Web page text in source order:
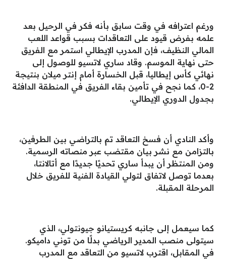
ورغم اعترافه في وقت سابق بأنه فكر في الرحيل بعد
علمه بفرض قيود على التعاقدات بسبب قواعد اللعب
المالي النظيف، فإن المدرب الإيطالي استمر مع الفريق
حتى نهاية الموسم. وقاد ساري لاتسيو للوصول إلى
نهائي كأس إيطاليا، قبل الخسارة أمام إنتر ميلان بنتيجة
2-0، كما نجح في تأمين بقاء الفريق في المنطقة الدافئة
بجدول الدوري الإيطالي.
وأكد النادي أن فسخ التعاقد تم بالتراضي بين الطرفين،
بالتزامن مع نشر بيان مقتضب عبر منصاته الرسمية.
ومن المنتظر أن يبدأ ساري تحديًا جديدًا مع أتالانتا،
بعدما توصل لاتفاق لتولي القيادة الفنية للفريق خلال
المرحلة المقبلة.
كما سيعمل إلى جانبه كريستيانو جيونتولي، الذي
سيتولى منصب المدير الرياضي بدلًا من توني داميكو.
في المقابل، اقترب لاتسيو من التعاقد مع المدرب